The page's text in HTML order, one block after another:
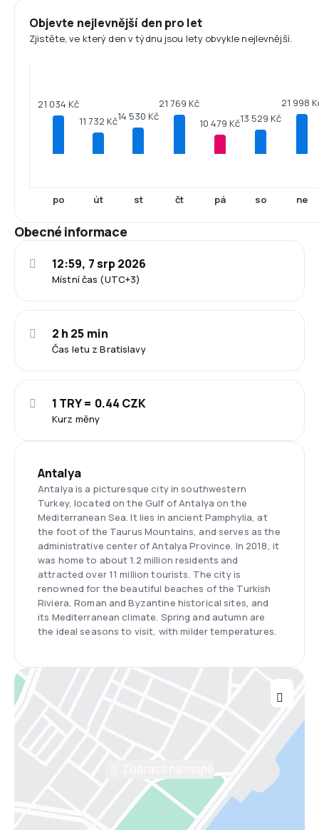
Objevte nejlevnější den pro let
Zjistěte, ve který den v týdnu jsou lety obvykle nejlevnější.
21 034 Kč
po
11 732 Kč
út
14 530 Kč
st
21 769 Kč
čt
10 479 Kč
pá
13 529 Kč
so
21 998
ne
Obecné informace
Místní čas (UTC+3)
12:59, 7 srp 2026
Čas letu z Bratislavy
2 h 25 min
Kurz měny
1 TRY = 0.44 CZK
Antalya
Antalya is a picturesque city in southwestern
Turkey, located on the Gulf of Antalya on the
Mediterranean Sea. It lies in ancient Pamphylia, at
the foot of the Taurus Mountains, and serves as the
administrative center of Antalya Province. In 2018, it
was home to about 1.2 million residents and
attracted over 11 million tourists. The city is
renowned for the beautiful beaches of the Turkish
Riviera, Roman and Byzantine historical sites, and
its Mediterranean climate. Spring and autumn are
the ideal seasons to visit, with milder temperatures.